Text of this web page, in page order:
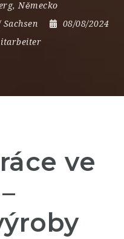
, Německo
Sachsen
08/08/2024
ve